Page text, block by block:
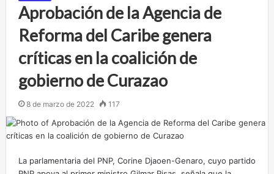
Aprobación de la Agencia de
Reforma del Caribe genera
críticas en la coalición de
gobierno de Curazao
8 de marzo de 2022 117
La parlamentaria del PNP, Corine Djaoen-Genaro, cuyo partido